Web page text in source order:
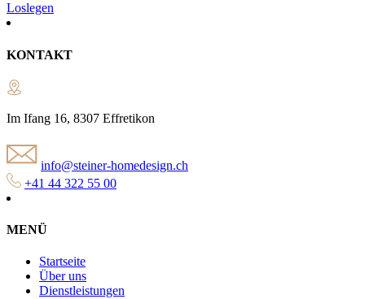
Loslegen
KONTAKT
Im Ifang 16, 8307 Effretikon
info@steiner-homedesign.ch
+41 44 322 55 00
MENÜ
Startseite
Über uns
Dienstleistungen